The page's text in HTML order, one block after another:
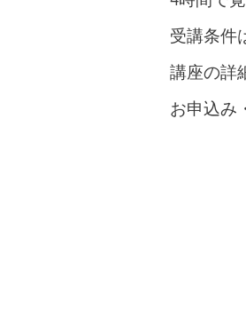
受講条件
講座の詳
お申込み